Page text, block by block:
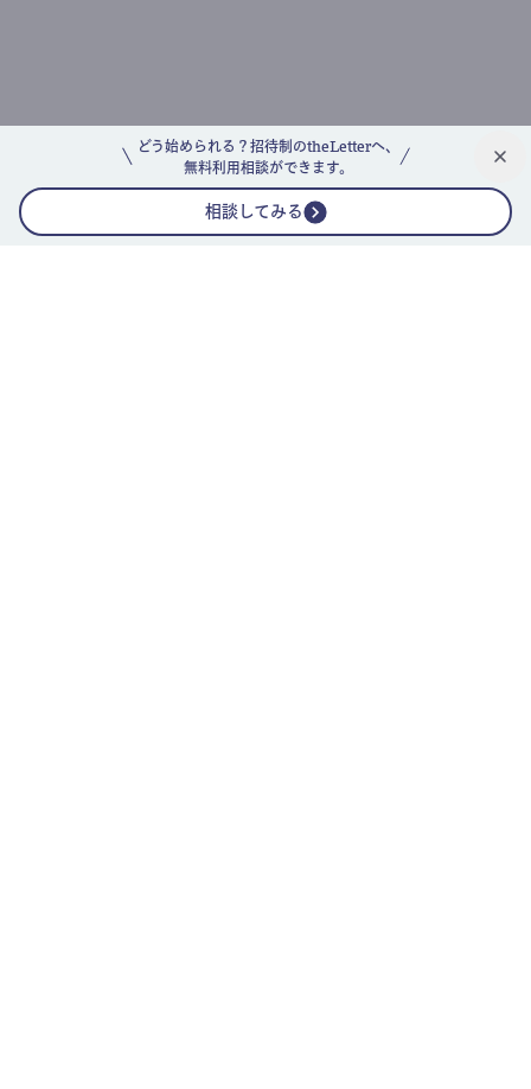
どう始められる？招待制のtheLetterへ、
無料利用相談ができます。
相談してみる